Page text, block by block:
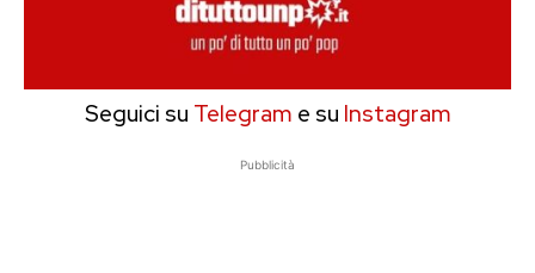
Seguici su Telegram e su Instagram
Pubblicità